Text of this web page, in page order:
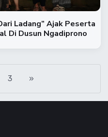
Ladang” Ajak Peserta
Di Dusun Ngadiprono
3 »